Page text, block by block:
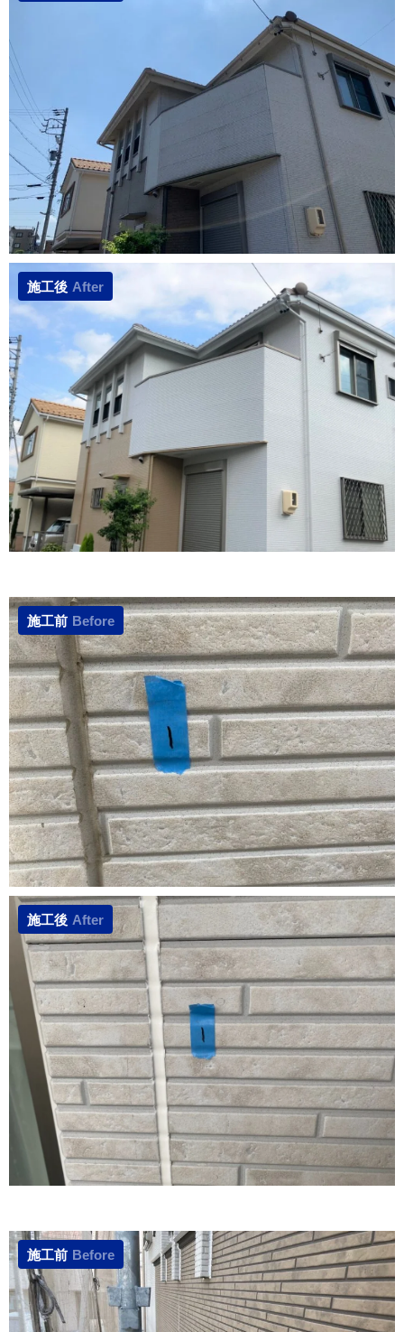
施工後 After
施工前 Before
施工後 After
施工前 Before